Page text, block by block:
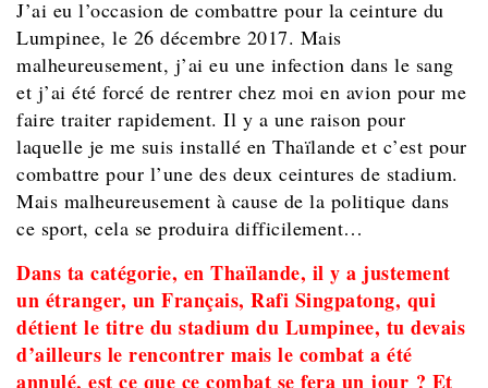
J’ai eu l’occasion de combattre pour la ceinture du
Lumpinee, le 26 décembre 2017. Mais
malheureusement, j’ai eu une infection dans le sang
et j’ai été forcé de rentrer chez moi en avion pour me
faire traiter rapidement. Il y a une raison pour
laquelle je me suis installé en Thaïlande et c’est pour
combattre pour l’une des deux ceintures de stadium.
Mais malheureusement à cause de la politique dans
ce sport, cela se produira difficilement…
Dans ta catégorie, en Thaïlande, il y a justement
un étranger, un Français, Rafi Singpatong, qui
détient le titre du stadium du Lumpinee, tu devais
d’ailleurs le rencontrer mais le combat a été
annulé, est ce que ce combat se fera un jour ? Et